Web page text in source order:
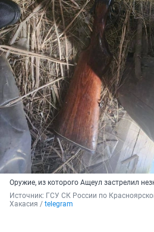
Оружие, из которого Ащеул застрелил
Источник: ГСУ СК России по
Хакасия / telegram